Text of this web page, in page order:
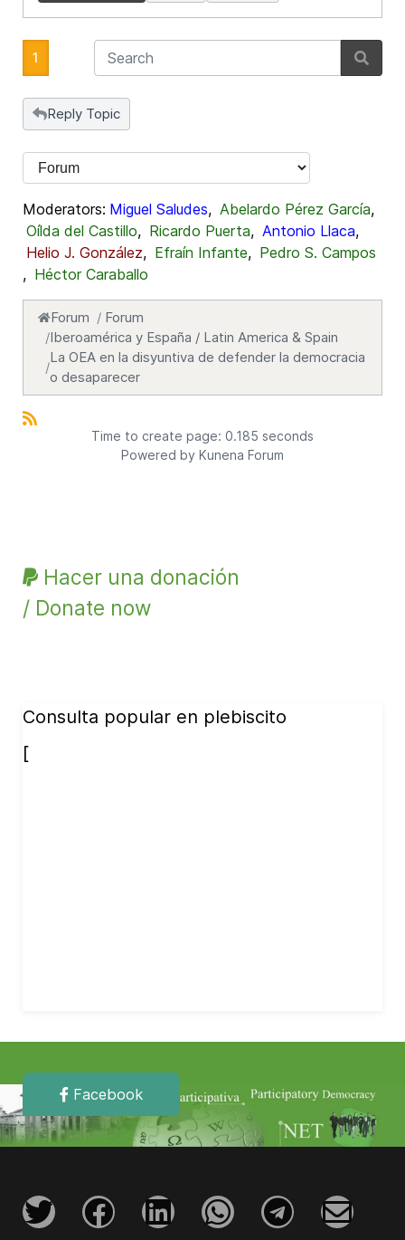
1
Reply Topic
Moderators: Miguel Saludes, Abelardo Pérez García,
Oílda del Castillo, Ricardo Puerta, Antonio Llaca,
Helio J. González, Efraín Infante, Pedro S. Campos
, Héctor Caraballo
Forum
Forum
Iberoamérica y España / Latin America & Spain
La OEA en la disyuntiva de defender la democracia
o desaparecer
Time to create page: 0.185 seconds
Powered by Kunena Forum
Hacer una donación
/ Donate now
Consulta popular en plebiscito
[
Facebook